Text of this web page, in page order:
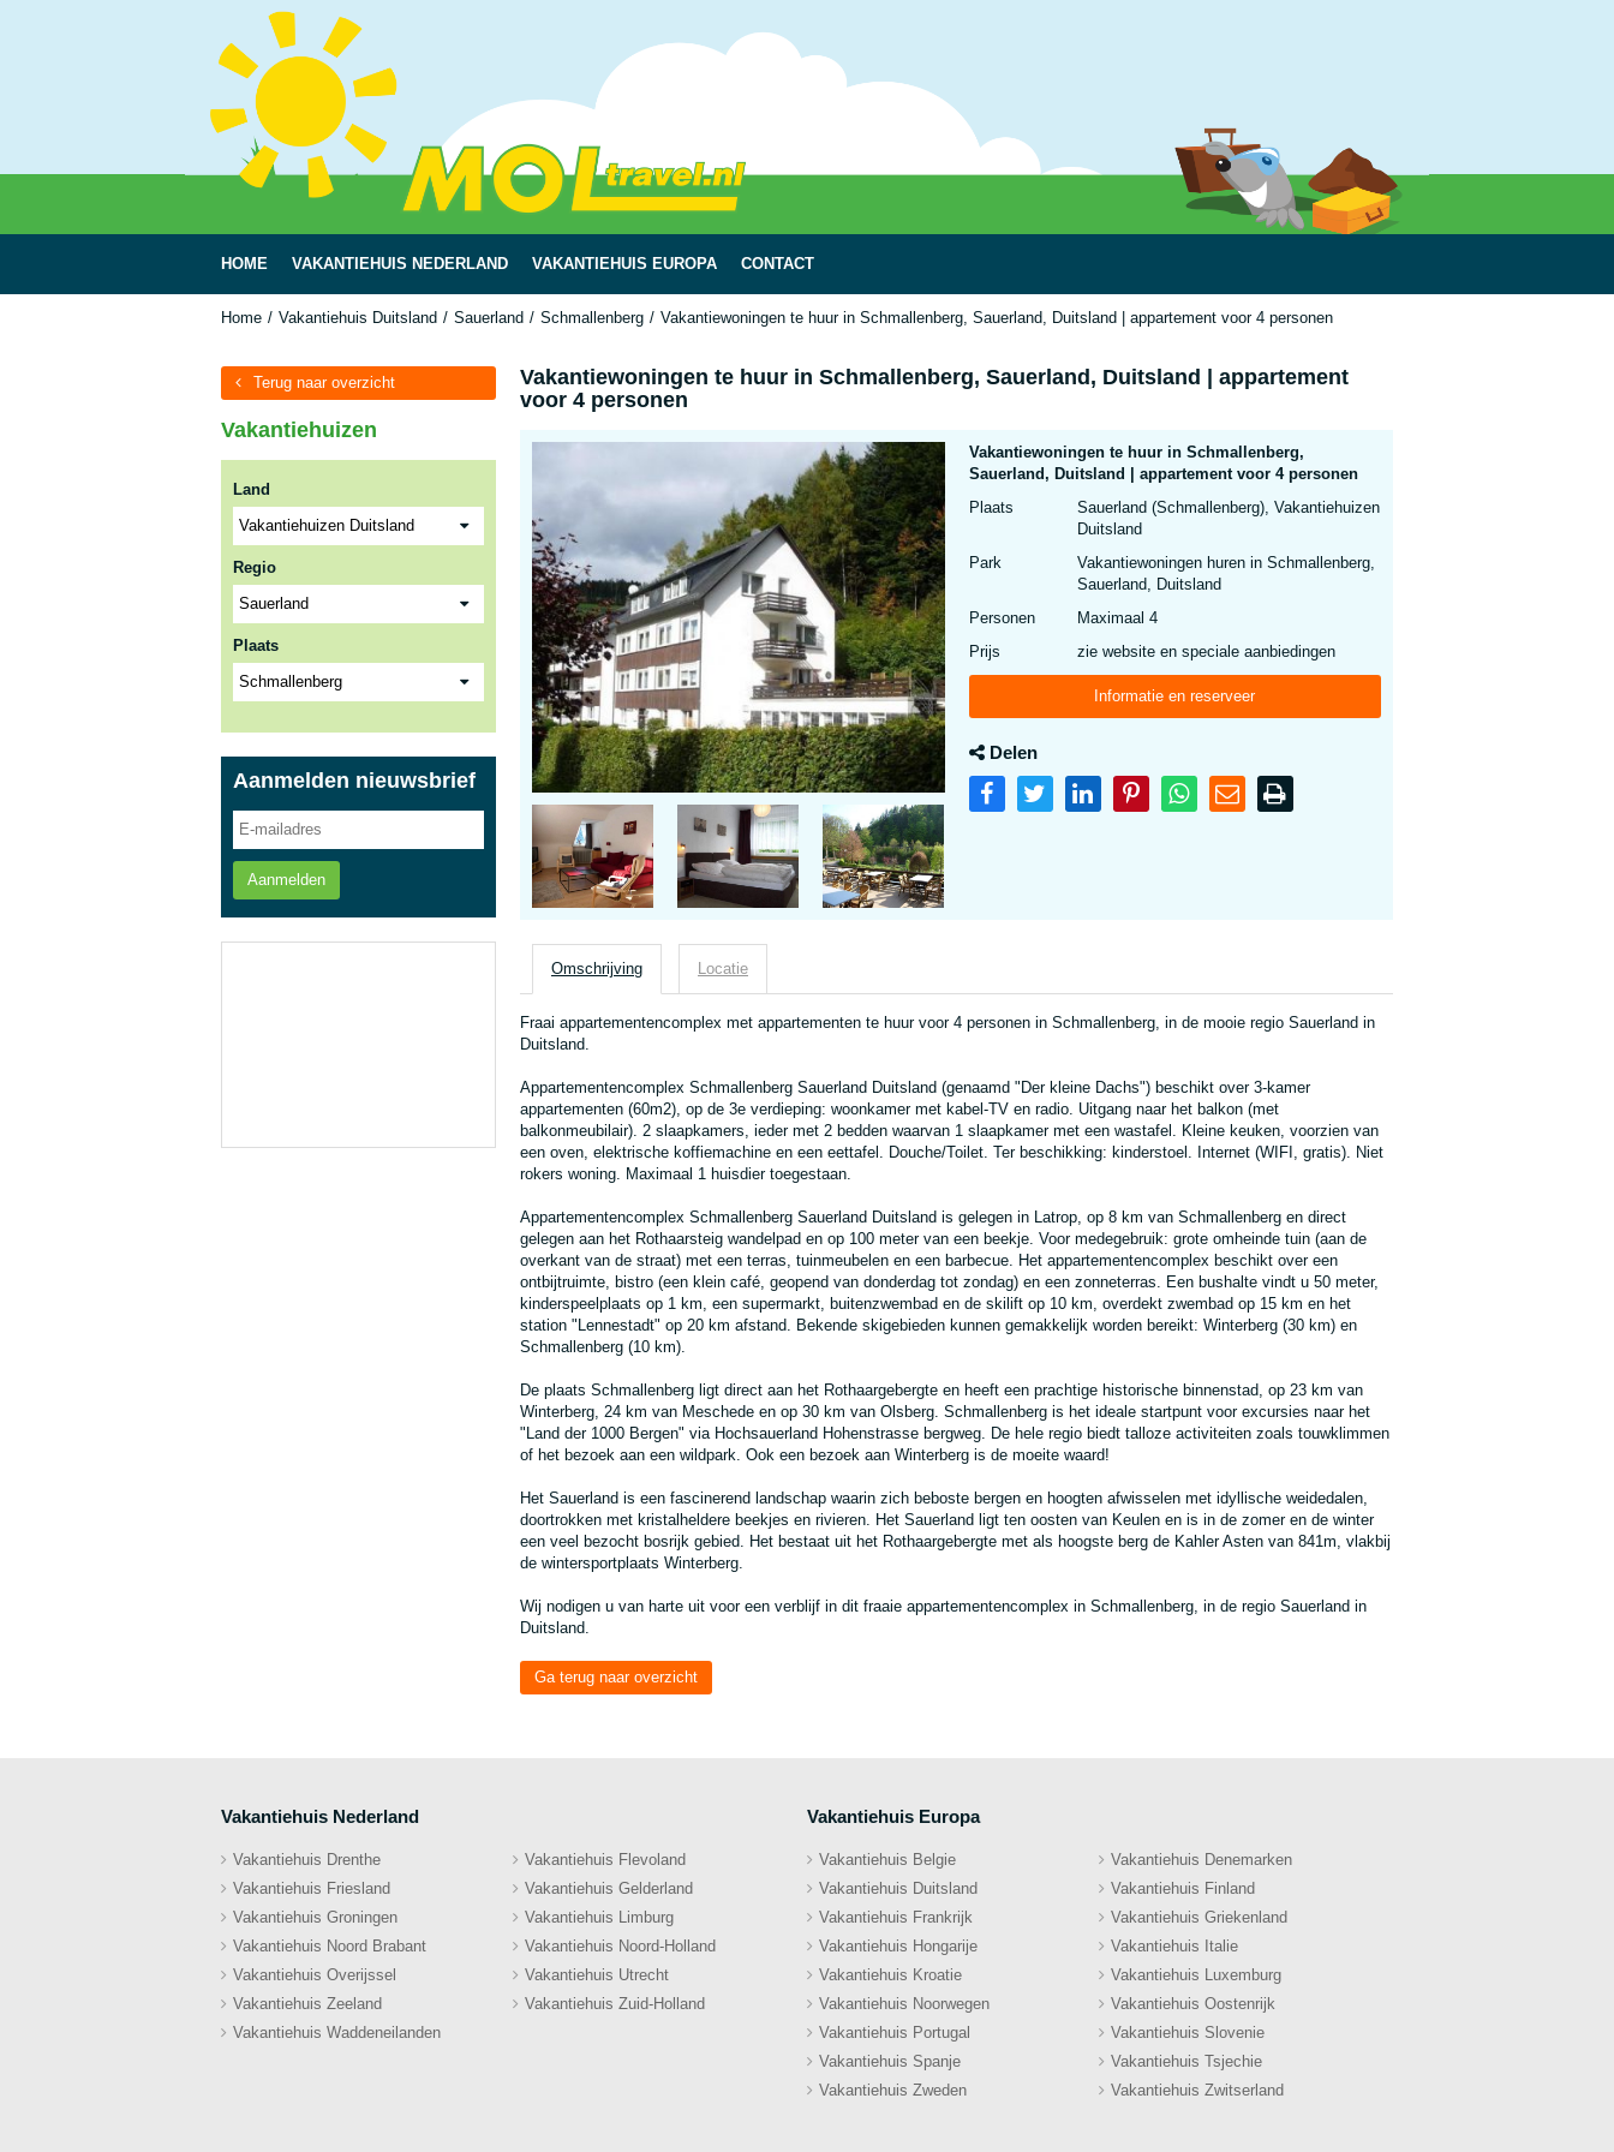
HOME VAKANTIEHUIS NEDERLAND VAKANTIEHUIS EUROPA CONTACT
Home Vakantiehuis Duitsland Sauerland Schmallenberg Vakantiewoningen te huur in Schmallenberg, Sauerland, Duitsland | appartement voor 4 personen
Vakantiewoningen te huur in Schmallenberg, Sauerland, Duitsland | appartement
voor 4 personen
Vakantiewoningen te huur in Schmallenberg,
Sauerland, Duitsland | appartement voor 4 personen
Plaats
Sauerland (Schmallenberg), Vakantiehuizen
Duitsland
Park
Vakantiewoningen huren in Schmallenberg,
Sauerland, Duitsland
Personen
Maximaal 4
Prijs
zie website en speciale aanbiedingen
Informatie en reserveer
Delen
Omschrijving Locatie
Fraai appartementencomplex met appartementen te huur voor 4 personen in Schmallenberg, in de mooie regio Sauerland in
Duitsland.
Appartementencomplex Schmallenberg Sauerland Duitsland (genaamd "Der kleine Dachs") beschikt over 3-kamer
appartementen (60m2), op de 3e verdieping: woonkamer met kabel-TV en radio. Uitgang naar het balkon (met
balkonmeubilair). 2 slaapkamers, ieder met 2 bedden waarvan 1 slaapkamer met een wastafel. Kleine keuken, voorzien van
een oven, elektrische koffiemachine en een eettafel. Douche/Toilet. Ter beschikking: kinderstoel. Internet (WIFI, gratis). Niet
rokers woning. Maximaal 1 huisdier toegestaan.
Appartementencomplex Schmallenberg Sauerland Duitsland is gelegen in Latrop, op 8 km van Schmallenberg en direct
gelegen aan het Rothaarsteig wandelpad en op 100 meter van een beekje. Voor medegebruik: grote omheinde tuin (aan de
overkant van de straat) met een terras, tuinmeubelen en een barbecue. Het appartementencomplex beschikt over een
ontbijtruimte, bistro (een klein café, geopend van donderdag tot zondag) en een zonneterras. Een bushalte vindt u 50 meter,
kinderspeelplaats op 1 km, een supermarkt, buitenzwembad en de skilift op 10 km, overdekt zwembad op 15 km en het
station "Lennestadt" op 20 km afstand. Bekende skigebieden kunnen gemakkelijk worden bereikt: Winterberg (30 km) en
Schmallenberg (10 km).
De plaats Schmallenberg ligt direct aan het Rothaargebergte en heeft een prachtige historische binnenstad, op 23 km van
Winterberg, 24 km van Meschede en op 30 km van Olsberg. Schmallenberg is het ideale startpunt voor excursies naar het
"Land der 1000 Bergen" via Hochsauerland Hohenstrasse bergweg. De hele regio biedt talloze activiteiten zoals touwklimmen
of het bezoek aan een wildpark. Ook een bezoek aan Winterberg is de moeite waard!
Het Sauerland is een fascinerend landschap waarin zich beboste bergen en hoogten afwisselen met idyllische weidedalen,
doortrokken met kristalheldere beekjes en rivieren. Het Sauerland ligt ten oosten van Keulen en is in de zomer en de winter
een veel bezocht bosrijk gebied. Het bestaat uit het Rothaargebergte met als hoogste berg de Kahler Asten van 841m, vlakbij
de wintersportplaats Winterberg.
Wij nodigen u van harte uit voor een verblijf in dit fraaie appartementencomplex in Schmallenberg, in de regio Sauerland in
Duitsland.
Ga terug naar overzicht
Terug naar overzicht
Vakantiehuizen
Land
Regio
Plaats
Aanmelden nieuwsbrief
Aanmelden
Vakantiehuis Nederland
Vakantiehuis Drenthe
Vakantiehuis Flevoland
Vakantiehuis Friesland
Vakantiehuis Gelderland
Vakantiehuis Groningen
Vakantiehuis Limburg
Vakantiehuis Noord Brabant
Vakantiehuis Noord-Holland
Vakantiehuis Overijssel
Vakantiehuis Utrecht
Vakantiehuis Zeeland
Vakantiehuis Zuid-Holland
Vakantiehuis Waddeneilanden
Vakantiehuis Europa
Vakantiehuis Belgie
Vakantiehuis Denemarken
Vakantiehuis Duitsland
Vakantiehuis Finland
Vakantiehuis Frankrijk
Vakantiehuis Griekenland
Vakantiehuis Hongarije
Vakantiehuis Italie
Vakantiehuis Kroatie
Vakantiehuis Luxemburg
Vakantiehuis Noorwegen
Vakantiehuis Oostenrijk
Vakantiehuis Portugal
Vakantiehuis Slovenie
Vakantiehuis Spanje
Vakantiehuis Tsjechie
Vakantiehuis Zweden
Vakantiehuis Zwitserland